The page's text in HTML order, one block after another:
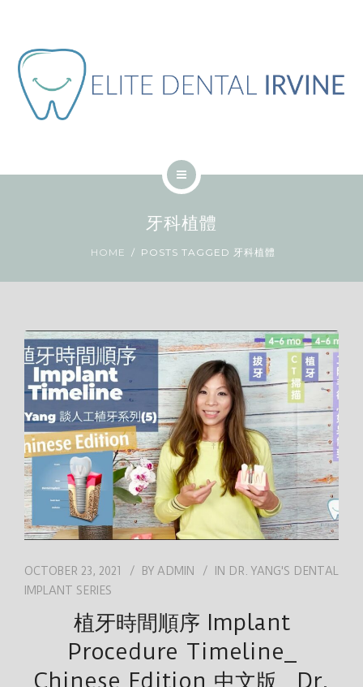
BLOG
CONTACT
ENGLISH
CONTACT
JOB
ENGLISH
牙科植體
HOME POSTS TAGGED 牙科植體
OCTOBER 23, 2021 BY ADMIN IN DR. YANG'S DENTAL
IMPLANT SERIES
植牙時間順序 Implant
Procedure Timeline_
Chinese Edition 中文版_ Dr.